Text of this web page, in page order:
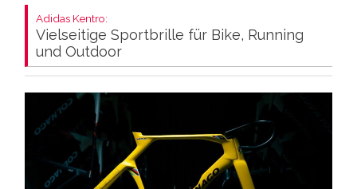
Adidas Kentro:
Vielseitige Sportbrille für Bike, Running
und Outdoor